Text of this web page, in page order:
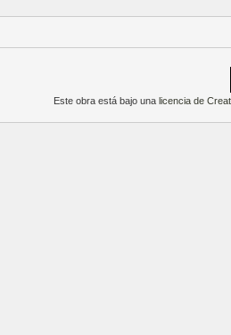
Este obra está bajo unalicencia de